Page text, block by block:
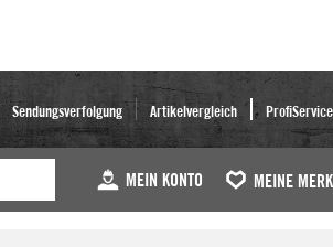
Sendungsverfolgung Artikelvergleich ProfiService
MEIN KONTO MEINE